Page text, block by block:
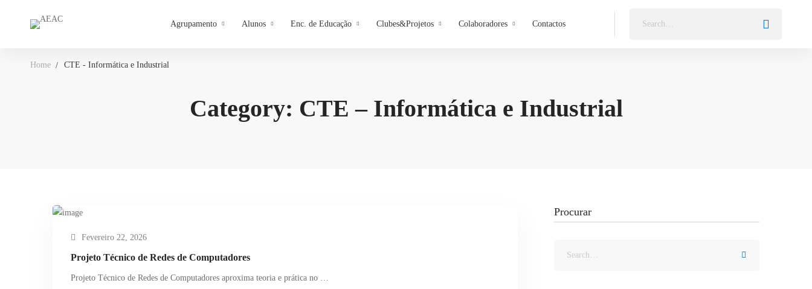
Agrupamento Alunos Enc. de Educação Clubes&Projetos Colaboradores Contactos
Home CTE - Informática e Industrial
Category: CTE – Informática e Industrial
Fevereiro 22, 2026
Projeto Técnico de Redes de Computadores
Projeto Técnico de Redes de Computadores aproxima teoria e prática no …
Procurar